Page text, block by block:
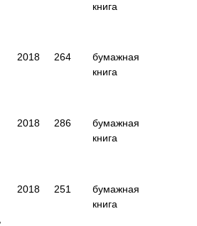
книга
2018 264
бумажная
книга
2018 286
бумажная
книга
2018 251
бумажная
книга